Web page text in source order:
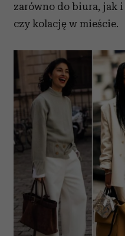
zarówno do biura, jak
czy kolację w mieście.